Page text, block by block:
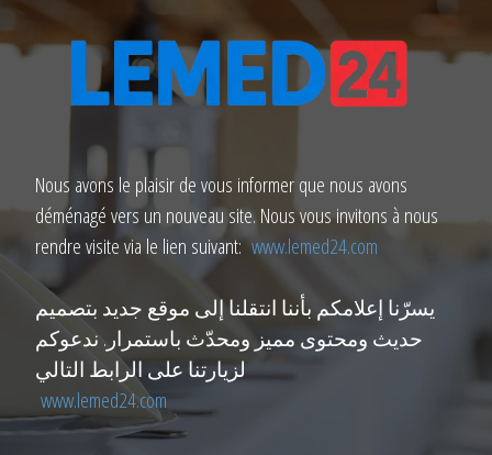
Nous avons le plaisir de vous informer que nous avons
déménagé vers un nouveau site. Nous vous invitons à nous
rendre visite via le lien suivant:www.lemed24.com
يسرّنا إعلامكم بأننا انتقلنا إلى موقع جديد بتصميم
حديث ومحتوى مميز ومحدّث باستمرار. ندعوكم
لزيارتنا على الرابط التالي
www.lemed24.com